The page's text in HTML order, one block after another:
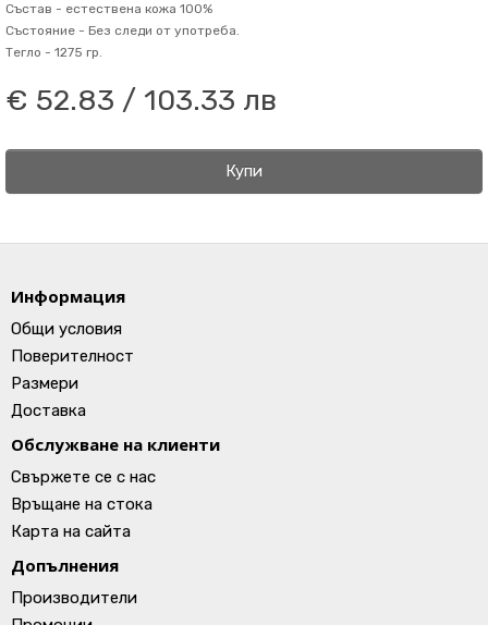
Състав - естествена кожа 100%
Състояние - Без следи от употреба.
Тегло - 1275 гр.
€ 52.83 / 103.33 лв
Купи
Информация
Общи условия
Поверителност
Размери
Доставка
Обслужване на клиенти
Свържете се с нас
Връщане на стока
Карта на сайта
Допълнения
Производители